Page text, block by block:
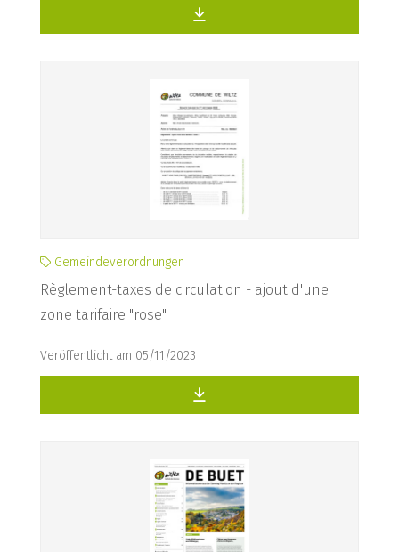
Gemeindeverordnungen
Règlement-taxes de circulation - ajout d'une
zone tarifaire "rose"
Veröffentlicht am 05/11/2023